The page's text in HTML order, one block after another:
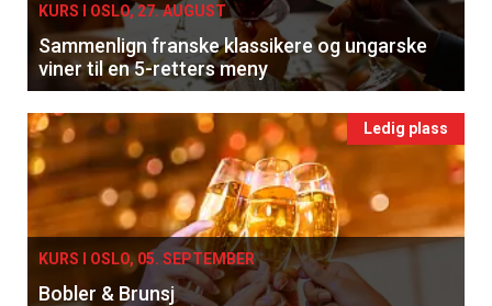
KURS I OSLO, 27. AUGUST
Sammenlign franske klassikere og ungarske
viner til en 5-retters meny
Ledig plass
KURS I OSLO, 05. SEPTEMBER
Bobler & Brunsj